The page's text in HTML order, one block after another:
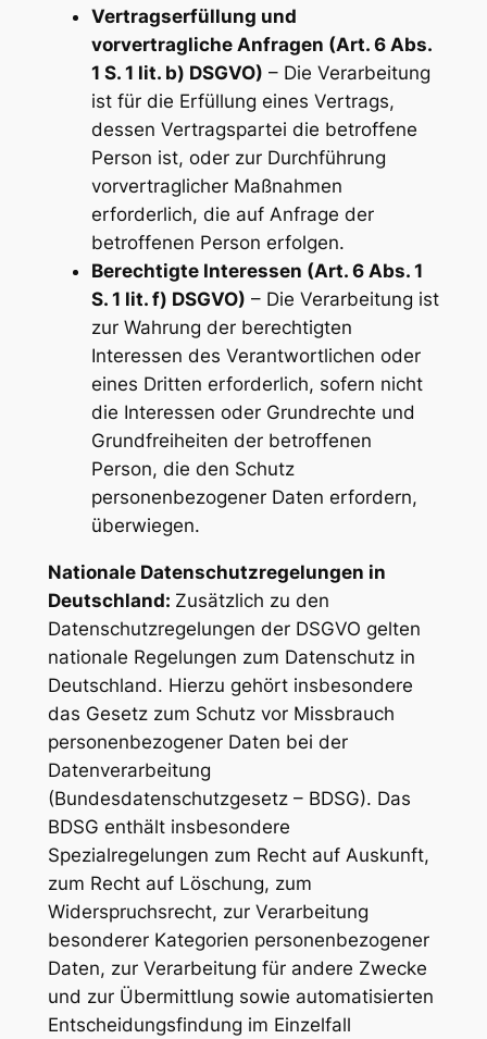
Vertragserfüllung und
vorvertragliche Anfragen (Art. 6 Abs.
1 S. 1 lit. b) DSGVO) – Die Verarbeitung
ist für die Erfüllung eines Vertrags,
dessen Vertragspartei die betroffene
Person ist, oder zur Durchführung
vorvertraglicher Maßnahmen
erforderlich, die auf Anfrage der
betroffenen Person erfolgen.
Berechtigte Interessen (Art. 6 Abs. 1
S. 1 lit. f) DSGVO) – Die Verarbeitung ist
zur Wahrung der berechtigten
Interessen des Verantwortlichen oder
eines Dritten erforderlich, sofern nicht
die Interessen oder Grundrechte und
Grundfreiheiten der betroffenen
Person, die den Schutz
personenbezogener Daten erfordern,
überwiegen.
Nationale Datenschutzregelungen in
Deutschland: Zusätzlich zu den
Datenschutzregelungen der DSGVO gelten
nationale Regelungen zum Datenschutz in
Deutschland. Hierzu gehört insbesondere
das Gesetz zum Schutz vor Missbrauch
personenbezogener Daten bei der
Datenverarbeitung
(Bundesdatenschutzgesetz – BDSG). Das
BDSG enthält insbesondere
Spezialregelungen zum Recht auf Auskunft,
zum Recht auf Löschung, zum
Widerspruchsrecht, zur Verarbeitung
besonderer Kategorien personenbezogener
Daten, zur Verarbeitung für andere Zwecke
und zur Übermittlung sowie automatisierten
Entscheidungsfindung im Einzelfall